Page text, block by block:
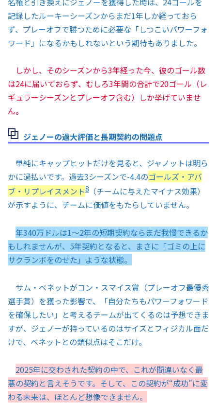
記録したルーキーシーズンからまだ1年しか経っておら
ず、プレーオフで勝つために必要な「しつこいパワーフォ
ワード」になるかもしれないという期待もありました。
しかし、そのシーズンから3年経った今、彼のゴール数
は24に届いておらず、むしろ3年間の合計で20ゴール（レ
ギュラーシーズンとプレーオフ含む）しか挙げていませ
ん。
ジェノーの過大評価と長期契約の問題点
単純にキャップヒットだけを見ると、ジャノットは明ら
かに過払いです。過去3シーズンで-4.4のゴールズ・アバ
ブ・リプレイスメント8 （チームに与えたマイナス効果）
が示すように、チームに価値をもたらしていません。
年340万ドルは1〜2年の短期契約ならまだ我慢できるか
もしれませんが、5年契約となると、まさに「ゴミの上に
サクランボをのせた」ような状態。
サム・ベネットがコン・スマイス賞（プレーオフ最優秀
選手賞）を獲った影響で、「自分たちもパワーフォワード
を確保したい」と考えるチームが出てくるのは予想できま
すが、ジェノーが持っているのはサイズとフィジカル面だ
けで、ベネットとの類似点はそこだけ。
2025年に交わされた契約の中で、これが間違いなく最
悪の契約と言えそうです。そして、この契約が“成功”に変
わる未来は、ほとんど想像できません。